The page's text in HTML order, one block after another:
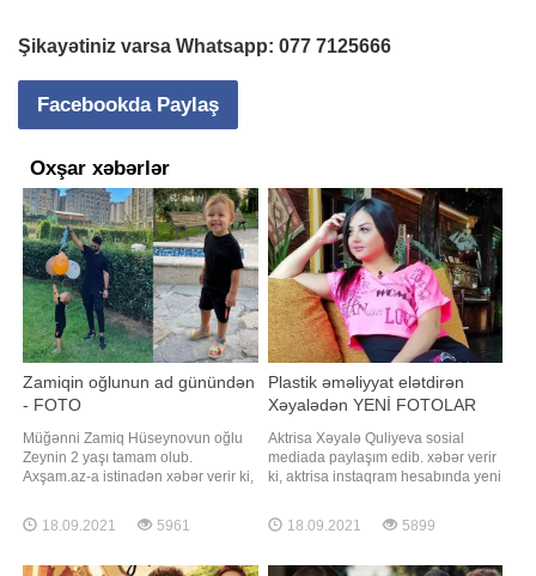
Şikayətiniz varsa Whatsapp: 077 7125666
Facebookda Paylaş
Oxşar xəbərlər
Zamiqin oğlunun ad günündən
- FOTO
Müğənni Zamiq Hüseynovun oğlu
Zeynin 2 yaşı tamam olub.
Axşam.az-a istinadən xəbər verir ki,
keçib. Zamiq birlikdə çəkdirdikləri
şəkilləri izləyiciləri ilə bölüşüb. İfaçı
sevgisən. Ad günün mübarək, əziz
18.09.2021 5961
Plastik əməliyyat elətdirən
Xəyalədən YENİ FOTOLAR
Aktrisa Xəyalə Quliyeva sosial
mediada paylaşım edib. xəbər verir
ki, aktrisa instaqram hesabında yeni
Onun paylaşımına çoxsaylı təriflər,
bəyəni gəlib. Qeyd edək ki, aktrisa
çəkidən xilas olub. O, eyni zamanda
18.09.2021 5899